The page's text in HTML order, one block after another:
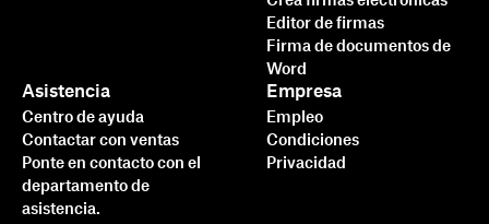
Editor de firmas
Firma de documentos de
Word
Asistencia
Centro de ayuda
Contactar con ventas
Ponte en contacto con el
departamento de
asistencia.
Empresa
Empleo
Condiciones
Privacidad